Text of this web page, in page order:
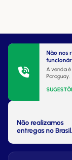
Não nos
A venda
Paraguay.
Não realizamos
entregas no Brasil.